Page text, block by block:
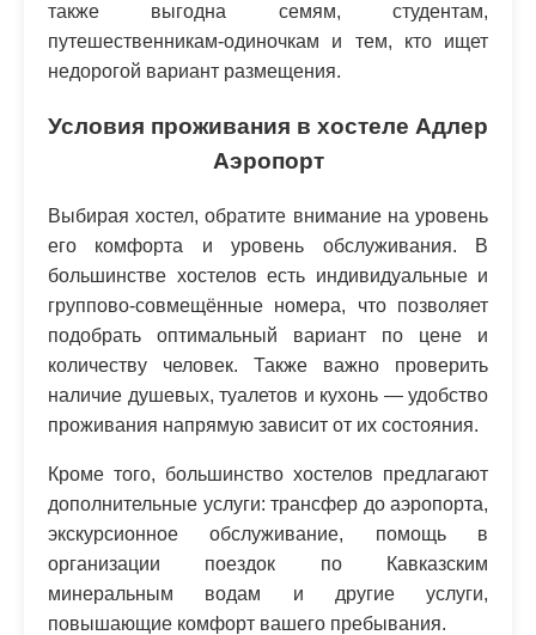
также выгодна семям, студентам,
путешественникам-одиночкам и тем, кто ищет
недорогой вариант размещения.
Условия проживания в хостеле Адлер
Аэропорт
Выбирая хостел, обратите внимание на уровень
его комфорта и уровень обслуживания. В
большинстве хостелов есть индивидуальные и
группово-совмещённые номера, что позволяет
подобрать оптимальный вариант по цене и
количеству человек. Также важно проверить
наличие душевых, туалетов и кухонь — удобство
проживания напрямую зависит от их состояния.
Кроме того, большинство хостелов предлагают
дополнительные услуги: трансфер до аэропорта,
экскурсионное обслуживание, помощь в
организации поездок по Кавказским
минеральным водам и другие услуги,
повышающие комфорт вашего пребывания.